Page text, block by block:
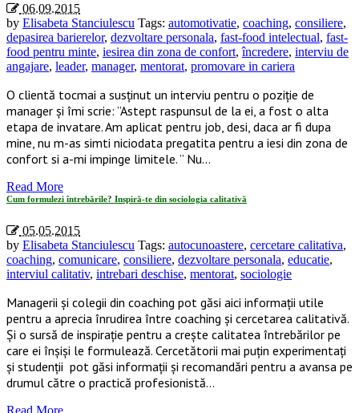
06.09.2015
by Elisabeta Stanciulescu Tags: automotivatie, coaching, consiliere,
depasirea barierelor, dezvoltare personala, fast-food intelectual, fast-
food pentru minte, iesirea din zona de confort,încredere, interviu de
angajare, leader, manager, mentorat, promovare in cariera
O clientă tocmai a susținut un interviu pentru o poziție de
manager și îmi scrie: ”Astept raspunsul de la ei, a fost o alta
etapa de invatare. Am aplicat pentru job, desi, daca ar fi dupa
mine, nu m-as simti niciodata pregatita pentru a iesi din zona de
confort si a-mi impinge limitele. ” Nu…
Read More
Cum formulezi întrebările? Inspiră-te din sociologia calitativă
05.05.2015
by Elisabeta Stanciulescu Tags: autocunoastere, cercetare calitativa,
coaching, comunicare, consiliere, dezvoltare personala, educatie,
interviul calitativ, intrebari deschise, mentorat, sociologie
Managerii şi colegii din coaching pot găsi aici informaţii utile
pentru a aprecia înrudirea între coaching şi cercetarea calitativă.
Şi o sursă de inspiraţie pentru a creşte calitatea întrebărilor pe
care ei înşişi le formulează. Cercetătorii mai puţin experimentaţi
şi studenţii pot găsi informaţii şi recomandări pentru a avansa pe
drumul către o practică profesionistă…
Read More